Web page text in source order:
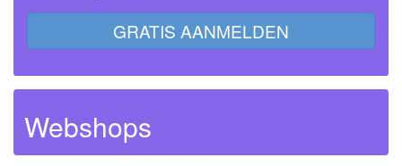
GRATIS AANMELDEN
Webshops